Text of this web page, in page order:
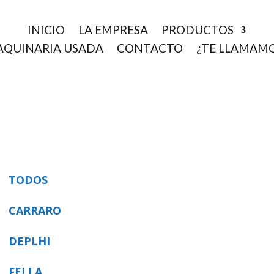
INICIO LA EMPRESA
PRODUCTOS
USADA
CONTACTO ¿TE
TODOS
CARRARO
DEPLHI